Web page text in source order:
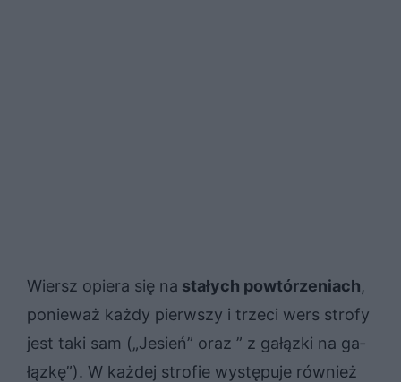
Wiersz opiera się na stałych powtórzeniach,
ponieważ każdy pierwszy i trzeci wers strofy
jest taki sam („Jesień” oraz ” z ga­łąz­ki na ga­
łąz­kę”). W każdej strofie występuje również